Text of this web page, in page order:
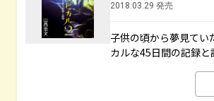
2018.03.29 発売
子供の頃から夢見て
カルな45日間の記録と